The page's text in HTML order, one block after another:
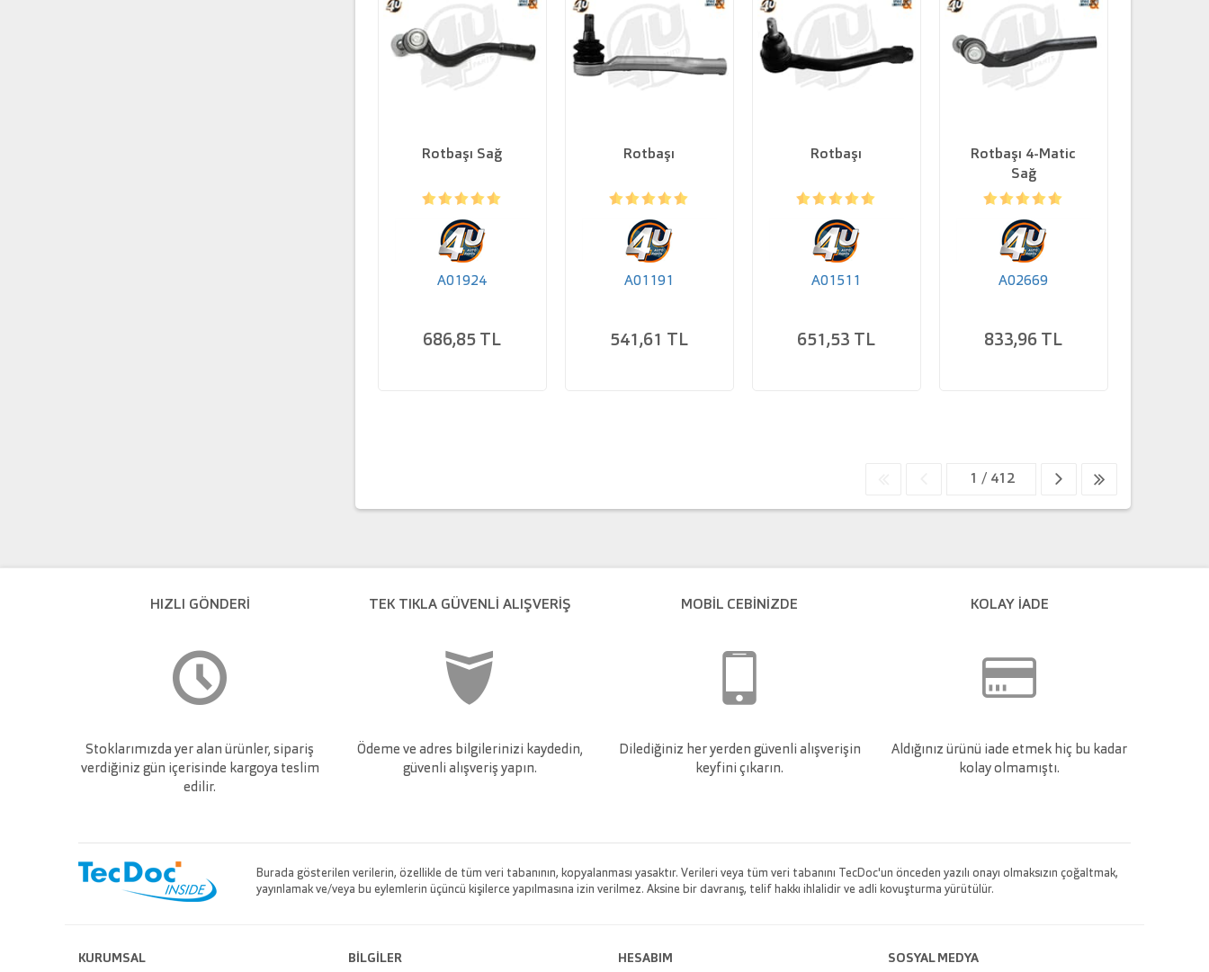
Rotbaşı Sağ
A01924
686,85 TL
Rotbaşı
A01191
541,61 TL
Rotbaşı
A01511
651,53 TL
Rotbaşı 4-Matic
Sağ
A02669
833,96 TL
HIZLI GÖNDERİ
Stoklarımızda yer alan ürünler, sipariş
verdiğiniz gün içerisinde kargoya teslim
edilir.
TEK TIKLA GÜVENLI ALIŞVERIŞ
Ödeme ve adres bilgilerinizi kaydedin,
güvenli alışveriş yapın.
MOBİL CEBİNİZDE
Dilediğiniz her yerden güvenli alışverişin
keyfini çıkarın.
KOLAY İADE
Aldığınız ürünü iade etmek hiç bu kadar
kolay olmamıştı.
Burada gösterilen verilerin, özellikle de tüm veri tabanının, kopyalanması yasaktır. Verileri veya tüm veri tabanını TecDoc'un önceden yazılı onayı olmaksızın çoğaltmak,
yayınlamak ve/veya bu eylemlerin üçüncü kişilerce yapılmasına izin verilmez. Aksine bir davranış, telif hakkı ihlalidir ve adli kovuşturma yürütülür.
KURUMSAL BİLGİLER HESABIM SOSYAL MEDYA